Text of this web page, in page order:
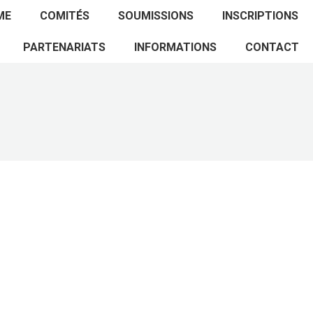
COMITÉS SOUMISSIONS INSCRIPTIONS
PARTENARIATS INFORMATIONS CONTACT
ACCUEIL PROGRAMME COMITÉS
SOUMISSIONS INSCRIPTIONS PARTENARIATS